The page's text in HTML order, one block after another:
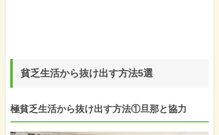
貧乏生活から抜け出す方法5選
極貧乏生活から抜け出す方法①旦那と協力